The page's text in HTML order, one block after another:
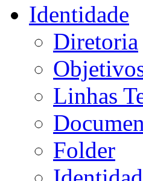
Identidade
Diretoria
Linhas
Folder